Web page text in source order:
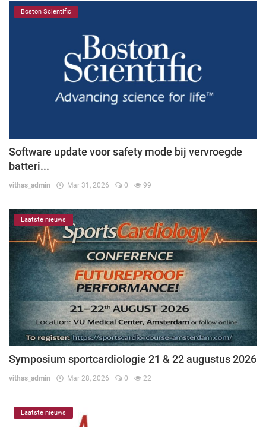
Boston Scientific
Software update voor safety mode bij vervroegde
batteri...
vithas_admin Mar 31, 2026 0 99
Laatste nieuws
Symposium sportcardiologie 21 & 22 augustus 2026
vithas_admin Mar 28, 2026 0 22
Laatste nieuws